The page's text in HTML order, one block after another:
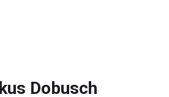
Dobusch